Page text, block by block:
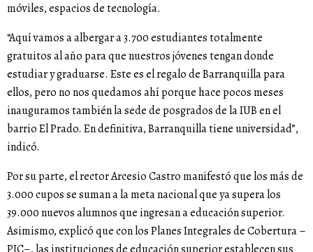
móviles, espacios de tecnología.
“Aquí vamos a albergar a 3.700 estudiantes totalmente
gratuitos al año para que nuestros jóvenes tengan donde
estudiar y graduarse. Este es el regalo de Barranquilla para
ellos, pero no nos quedamos ahí porque hace pocos meses
inauguramos también la sede de posgrados de la IUB en el
barrio El Prado. En definitiva, Barranquilla tiene universidad”,
indicó.
Por su parte, el rector Arcesio Castro manifestó que los más de
3.000 cupos se suman a la meta nacional que ya supera los
39.000 nuevos alumnos que ingresan a educación superior.
Asimismo, explicó que con los Planes Integrales de Cobertura –